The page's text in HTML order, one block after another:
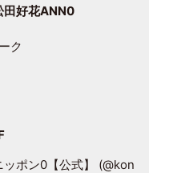
田好花ANN0
ク
ポン0【公式】 (@kon